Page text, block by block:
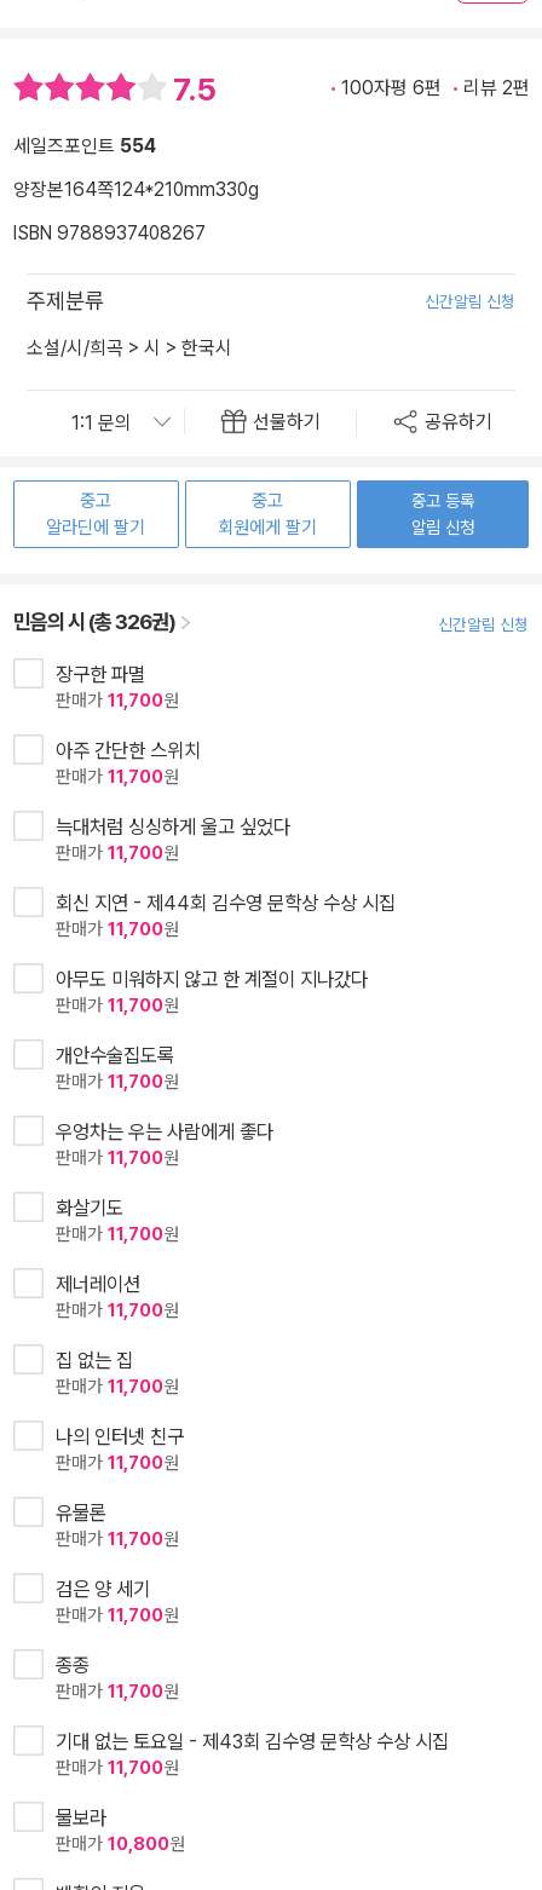
7.5 100자평 6편 리뷰 2편
세일즈포인트 554
양장본164쪽124*210mm330g
ISBN 9788937408267
주제분류 신간알림 신청
소설/시/희곡 > 시 > 한국시
선물하기 공유하기
중고
알라딘에 팔기
중고
회원에게 팔기
중고 등록
알림 신청
민음의 시 (총 326권) 신간알림 신청
장구한 파멸
판매가 11,700원
아주 간단한 스위치
판매가 11,700원
늑대처럼 싱싱하게 울고 싶었다
판매가 11,700원
회신 지연 - 제44회 김수영 문학상 수상 시집
판매가 11,700원
아무도 미워하지 않고 한 계절이 지나갔다
판매가 11,700원
개안수술집도록
판매가 11,700원
우엉차는 우는 사람에게 좋다
판매가 11,700원
화살기도
판매가 11,700원
제너레이션
판매가 11,700원
집 없는 집
판매가 11,700원
나의 인터넷 친구
판매가 11,700원
유물론
판매가 11,700원
검은 양 세기
판매가 11,700원
종종
판매가 11,700원
기대 없는 토요일 - 제43회 김수영 문학상 수상 시집
판매가 11,700원
물보라
판매가 10,800원